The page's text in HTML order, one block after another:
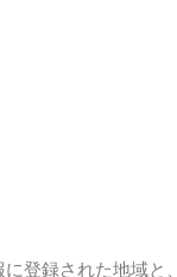
登録された地域